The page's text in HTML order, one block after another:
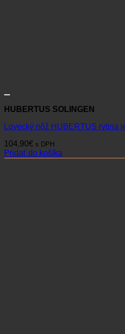
HUBERTUS SOLINGEN
Lovecký nôž HUBERTUS rytina
104,90€ s DPH
Pridať do košíka